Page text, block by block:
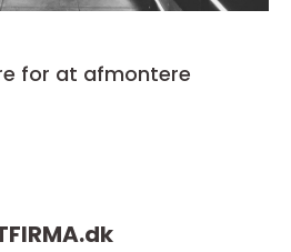
for at afmontere
dk